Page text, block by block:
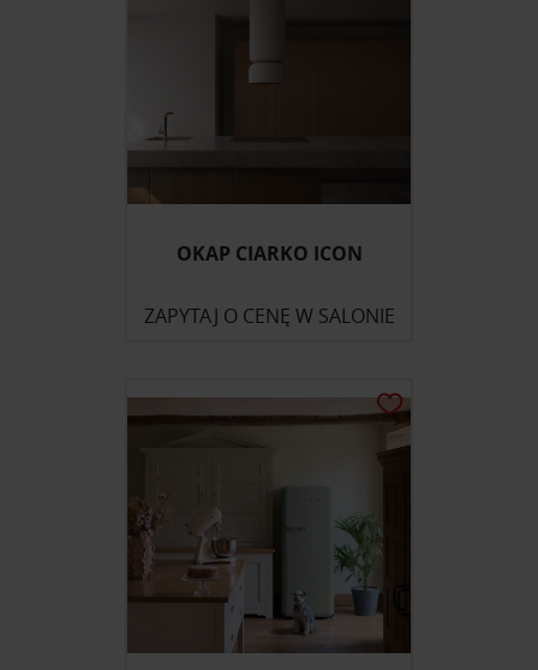
OKAP CIARKO ICON
ZAPYTAJ O CENĘ W SALONIE